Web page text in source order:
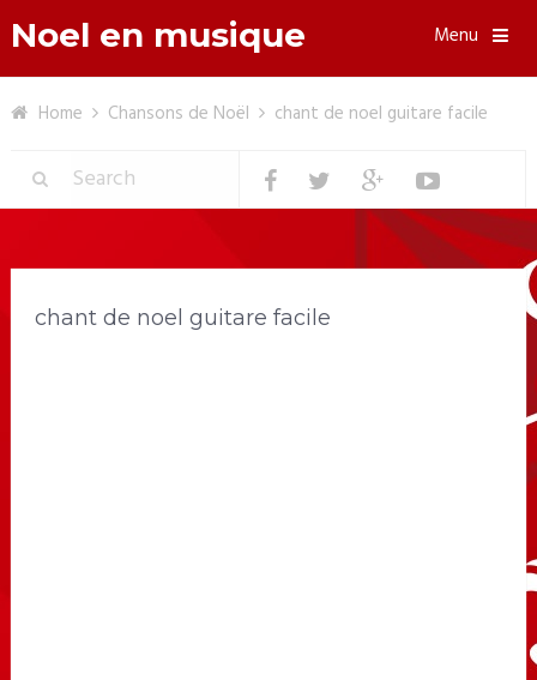
Noel en musique Menu
Home Chansons de Noël chant de noel guitare facile
chant de noel guitare facile